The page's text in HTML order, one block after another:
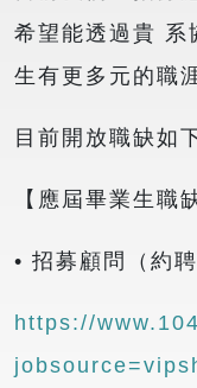
希望能透過貴 系
生有更多元的職
目前開放職缺如
【應屆畢業生職
• 招募顧問（約
https://